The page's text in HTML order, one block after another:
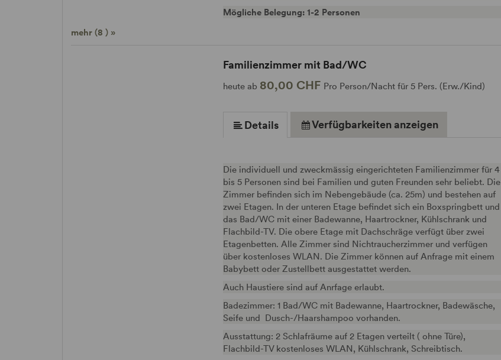
mehr (8 ) »
Mögliche Belegung: 1-2 Personen
Familienzimmer mit Bad/WC
heute ab 80,00 CHF Pro Person/Nacht für 5 Pers. (Erw./Kind)
Details Verfügbarkeiten anzeigen
Die individuell und zweckmässig eingerichteten Familienzimmer für 4
bis 5 Personen sind bei Familien und guten Freunden sehr beliebt. Die
Zimmer befinden sich im Nebengebäude (ca. 25m) und bestehen auf
zwei Etagen. In der unteren Etage befindet sich ein Boxspringbett und
das Bad/WC mit einer Badewanne, Haartrockner, Kühlschrank und
Flachbild-TV. Die obere Etage mit Dachschräge verfügt über zwei
Etagenbetten. Alle Zimmer sind Nichtraucherzimmer und verfügen
über kostenloses WLAN. Die Zimmer können auf Anfrage mit einem
Babybett oder Zustellbett ausgestattet werden.
Auch Haustiere sind auf Anrfage erlaubt.
Badezimmer: 1 Bad/WC mit Badewanne, Haartrockner, Badewäsche,
Seife und Dusch-/Haarshampoo vorhanden.
Ausstattung: 2 Schlafräume auf 2 Etagen verteilt ( ohne Türe),
Flachbild-TV kostenloses WLAN, Kühlschrank, Schreibtisch.